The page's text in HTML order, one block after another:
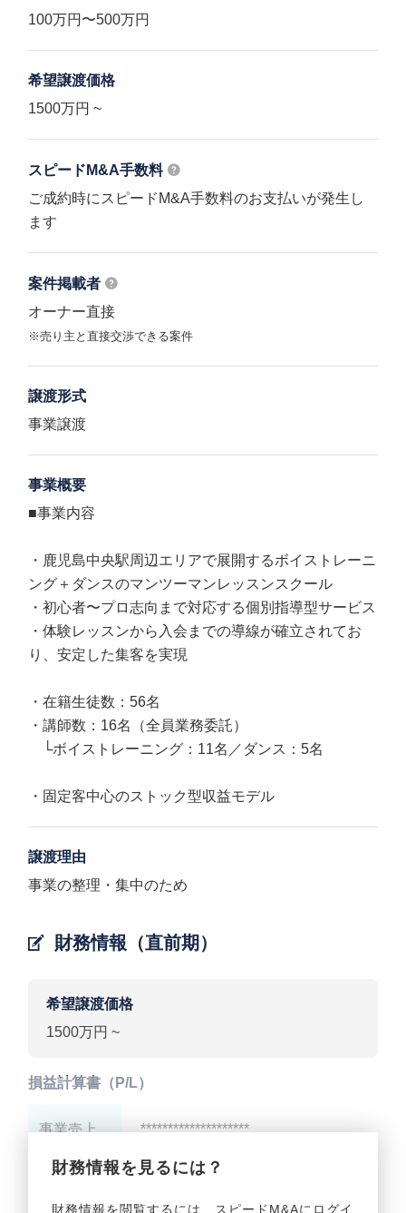
100万円〜500万円
希望譲渡価格
1500万円 ~
スピードM&A手数料
ご成約時にスピードM&A手数料のお支払いが発生し
ます
案件掲載者
オーナー直接
※売り主と直接交渉できる案件
譲渡形式
事業譲渡
事業概要
■事業内容
・鹿児島中央駅周辺エリアで展開するボイストレーニ
ング＋ダンスのマンツーマンレッスンスクール
・初心者〜プロ志向まで対応する個別指導型サービス
・体験レッスンから入会までの導線が確立されてお
り、安定した集客を実現
・在籍生徒数：56名
・講師数：16名（全員業務委託）
└ボイストレーニング：11名／ダンス：5名
・固定客中心のストック型収益モデル
譲渡理由
事業の整理・集中のため
財務情報（直前期）
希望譲渡価格
1500万円 ~
財務情報を見るには？
財務情報を閲覧するには、スピードM&Aにログイ
損益計算書（P/L）
事業売上 ********************
事業利益 ********************